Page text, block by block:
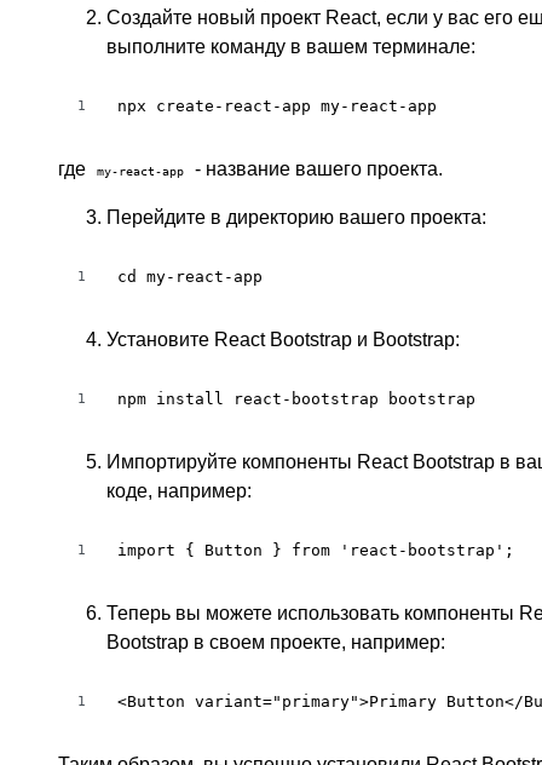
Создайте новый проект React, если у вас его
выполните команду в вашем терминале:
1 npx create-react-app my-react-app
где my-react-app - название вашего проекта.
Перейдите в директорию вашего проекта:
1 cd my-react-app
Установите React Bootstrap и Bootstrap:
1 npm install react-bootstrap bootstrap
Импортируйте компоненты React Bootstrap в
коде, например:
1 import { Button } from 'react-bootstrap';
Теперь вы можете использовать компоненты
Bootstrap в своем проекте, например:
1 <Button variant="primary">Primary Button</